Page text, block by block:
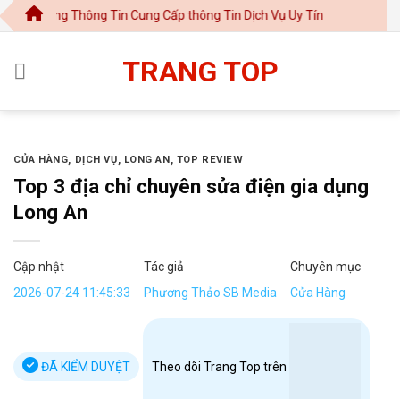
Chuyển
đến
dung
Thông Tin Cung Cấp thông Tin Dịch Vụ Uy Tín
TRANG TOP
CỬA HÀNG, DỊCH VỤ, LONG AN, TOP REVIEW
Top 3 địa chỉ chuyên sửa điện gia dụng
Long An
Cập nhật
2026-07-24 11:45:33
Tác giả
Phương Thảo SB Media
Chuyên mục
Cửa Hàng
ĐÃ KIỂM DUYỆT Theo dõi Trang Top trên